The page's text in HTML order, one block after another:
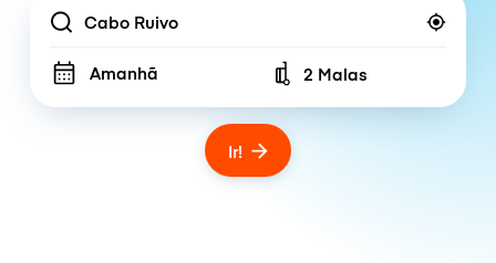
Location
Amanhã Number of bags
2 Malas
Ir!